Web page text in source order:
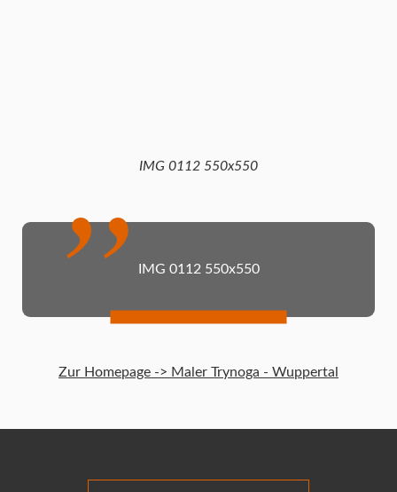
IMG 0112 550x550
IMG 0112 550x550
Zur Homepage -> Maler Trynoga - Wuppertal